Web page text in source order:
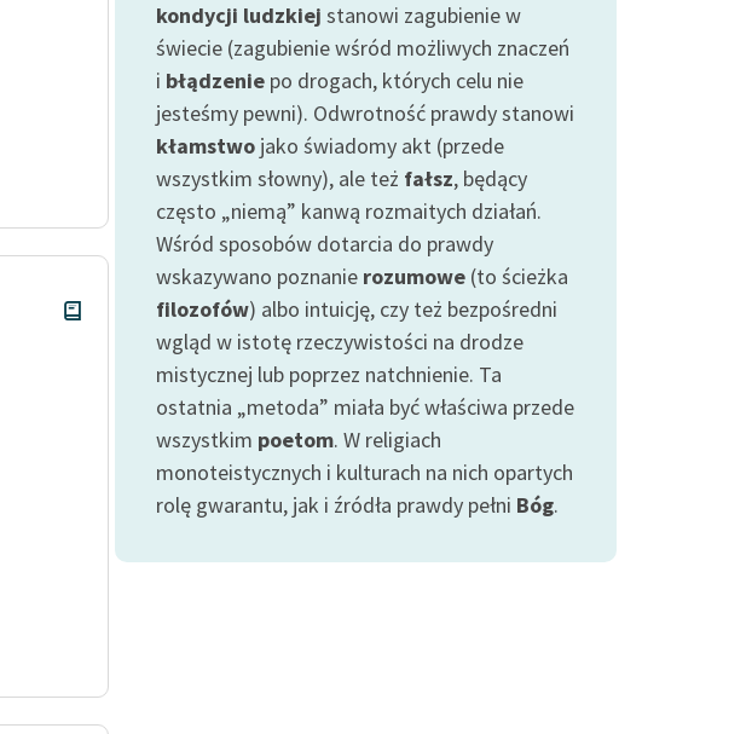
kondycji ludzkiej stanowi zagubienie w
świecie (zagubienie wśród możliwych znaczeń
i błądzenie po drogach, których celu nie
jesteśmy pewni). Odwrotność prawdy stanowi
kłamstwo jako świadomy akt (przede
wszystkim słowny), ale też fałsz, będący
często „niemą” kanwą rozmaitych działań.
Wśród sposobów dotarcia do prawdy
wskazywano poznanie rozumowe (to ścieżka
filozofów) albo intuicję, czy też bezpośredni
wgląd w istotę rzeczywistości na drodze
mistycznej lub poprzez natchnienie. Ta
ostatnia „metoda” miała być właściwa przede
wszystkim poetom. W religiach
monoteistycznych i kulturach na nich opartych
rolę gwarantu, jak i źródła prawdy pełni Bóg.